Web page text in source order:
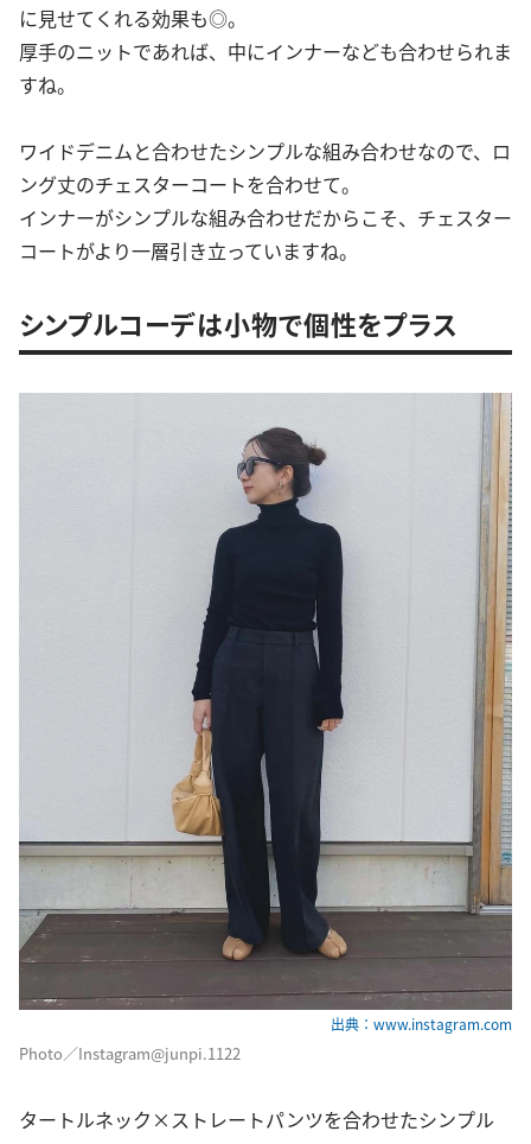
に見せてくれる効果も◎。
厚手のニットであれば、中にインナーなども合わせられま
すね。
ワイドデニムと合わせたシンプルな組み合わせなので、ロ
ング丈のチェスターコートを合わせて。
インナーがシンプルな組み合わせだからこそ、チェスター
コートがより一層引き立っていますね。
シンプルコーデは小物で個性をプラス
出典：www.instagram.com
Photo／Instagram@junpi.1122
タートルネック×ストレートパンツを合わせたシンプル